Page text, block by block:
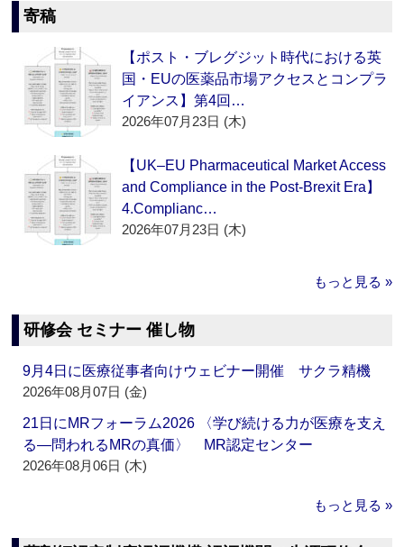
寄稿
【ポスト・ブレグジット時代における英
国・EUの医薬品市場アクセスとコンプラ
イアンス】第4回…
2026年07月23日 (木)
【UK–EU Pharmaceutical Market Access
and Compliance in the Post-Brexit Era】
4.Complianc…
2026年07月23日 (木)
もっと見る »
研修会 セミナー 催し物
9月4日に医療従事者向けウェビナー開催 サクラ精機
2026年08月07日 (金)
21日にMRフォーラム2026 〈学び続ける力が医療を支え
る―問われるMRの真価〉 MR認定センター
2026年08月06日 (木)
もっと見る »